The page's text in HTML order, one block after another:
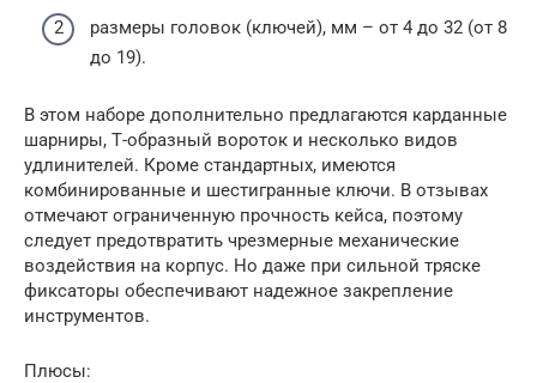
размеры головок (ключей), мм – от 4 до 32 (от 8
до 19).
В этом наборе дополнительно предлагаются карданные
шарниры, Т-образный вороток и несколько видов
удлинителей. Кроме стандартных, имеются
комбинированные и шестигранные ключи. В отзывах
отмечают ограниченную прочность кейса, поэтому
следует предотвратить чрезмерные механические
воздействия на корпус. Но даже при сильной тряске
фиксаторы обеспечивают надежное закрепление
инструментов.
Плюсы: